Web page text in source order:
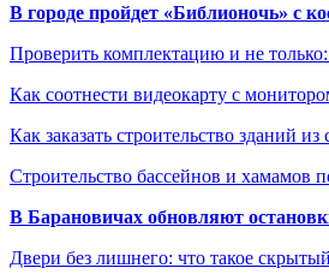
В городе пройдет «Библионочь» с
Проверить комплектацию и не
Как соотнести видеокарту с
Как заказать строительство зданий
Строительство бассейнов и хамамов
В Барановичах обновляют
Двери без лишнего: что такое